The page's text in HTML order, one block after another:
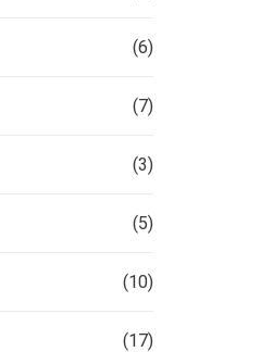
(6)
(7)
(3)
(5)
(10)
(17)